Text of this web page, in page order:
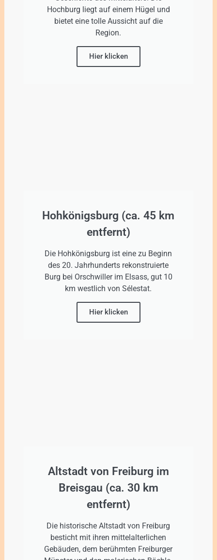
Hochburg liegt auf einem Hügel und
bietet eine tolle Aussicht auf die
Region.
Hier klicken
Hohkönigsburg (ca. 45 km
entfernt)
Die Hohkönigsburg ist eine zu Beginn
des 20. Jahrhunderts rekonstruierte
Burg bei Orschwiller im Elsass, gut 10
km westlich von Sélestat.
Hier klicken
Altstadt von Freiburg im
Breisgau (ca. 30 km
entfernt)
Die historische Altstadt von Freiburg
besticht mit ihren mittelalterlichen
Gebäuden, dem berühmten Freiburger